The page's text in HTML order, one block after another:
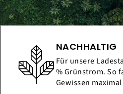
NACHHALTIG
Für unsere
% Grünstrom. So
Gewissen